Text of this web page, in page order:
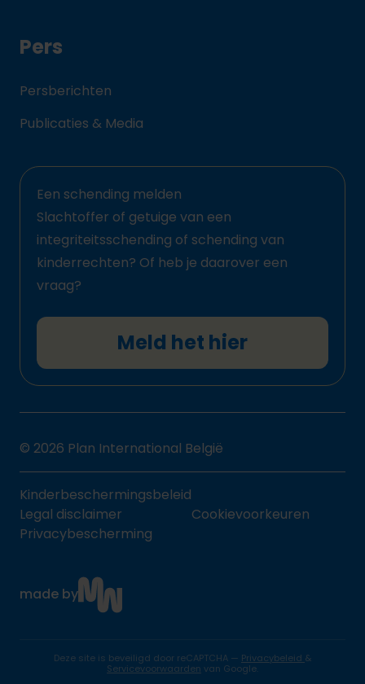
Pers
Persberichten
Publicaties & Media
Een schending melden
Slachtoffer of getuige van een
integriteitsschending of schending van
kinderrechten? Of heb je daarover een
vraag?
Meld het hier
© 2026 Plan International België
Kinderbeschermingsbeleid
Legal disclaimer
Privacybescherming
Cookievoorkeuren
made by
Deze site is beveiligd door reCAPTCHA — Privacybeleid &
Servicevoorwaarden van Google.